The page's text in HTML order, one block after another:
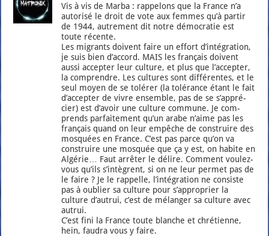
Vis à vis de Mar­ba : rap­pe­lons que la France n’a
auto­ri­sé le droit de vote aux femmes qu’à par­tir
de 1944, autre­ment dit notre démo­cra­tie est
toute récente.
Les migrants doivent faire un effort d’in­té­gra­tion,
je suis bien d’ac­cord. MAIS les fran­çais doivent
aus­si accep­ter leur culture, et plus que l’ac­cep­ter,
la com­prendre. Les cultures sont dif­fé­rentes, et le
seul moyen de se tolé­rer (la tolé­rance étant le fait
d’ac­cep­ter de vivre ensemble, pas de se s’ap­pré­
cier) est d’a­voir une culture com­mune. Je com­
prends par­fai­te­ment qu’un arabe n’aime pas les
fran­çais quand on leur empêche de construire des
mos­quées en France. C’est pas parce qu’on va
construire une mos­quée que ça y est, on habite en
Algé­rie… Faut arrê­ter le délire. Com­ment vou­lez-
vous qu’ils s’in­tègrent, si on ne leur per­met pas de
le faire ? Je le rap­pelle, l’in­té­gra­tion ne consiste
pas à oublier sa culture pour s’ap­pro­prier la
culture d’au­trui, c’est de mélan­ger sa culture avec
autrui.
C’est fini la France toute blanche et chré­tienne,
hein, fau­dra vous y faire.